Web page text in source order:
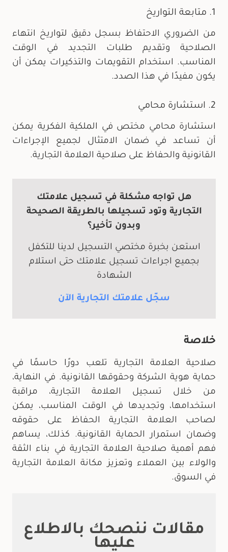
1. متابعة التواريخ
من الضروري الاحتفاظ بسجل دقيق لتواريخ انتهاء
الصلاحية وتقديم طلبات التجديد في الوقت
المناسب. استخدام التقويمات والتذكيرات يمكن أن
يكون مفيدًا في هذا الصدد.
2. استشارة محامي
استشارة محامي مختص في الملكية الفكرية يمكن
أن تساعد في ضمان الامتثال لجميع الإجراءات
القانونية والحفاظ على صلاحية العلامة التجارية.
هل تواجه مشكلة في تسجيل علامتك
التجارية وتود تسجيلها بالطريقة الصحيحة
وبدون تأخير؟
استعن بخبرة مختصي التسجيل لدينا للتكفل
بجميع اجراءات تسجيل علامتك حتى استلام
الشهادة
سجّل علامتك التجارية الآن
خلاصة
صلاحية العلامة التجارية تلعب دورًا حاسمًا في
حماية هوية الشركة وحقوقها القانونية. في النهاية،
من خلال تسجيل العلامة التجارية، مراقبة
استخدامها، وتجديدها في الوقت المناسب، يمكن
لصاحب العلامة التجارية الحفاظ على حقوقه
وضمان استمرار الحماية القانونية. كذلك، يساهم
فهم أهمية صلاحية العلامة التجارية في بناء الثقة
والولاء بين العملاء وتعزيز مكانة العلامة التجارية
في السوق.
مقالات ننصحك بالاطلاع
عليها